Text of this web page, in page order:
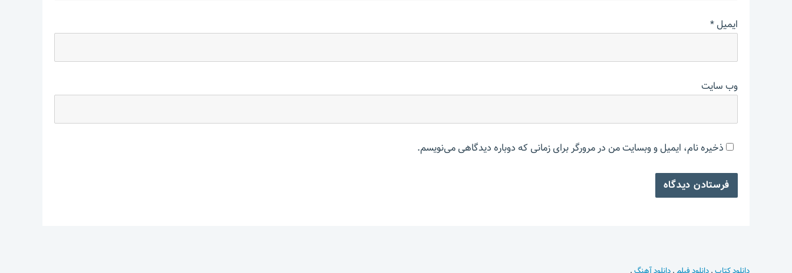
ایمیل*
وب‌ سایت
ذخیره نام، ایمیل و وبسایت من در مرورگر برای زمانی که دوباره دیدگاهی می‌نویسم.
دانلود کتاب.دانلود فیلم .دانلود آهنگ.